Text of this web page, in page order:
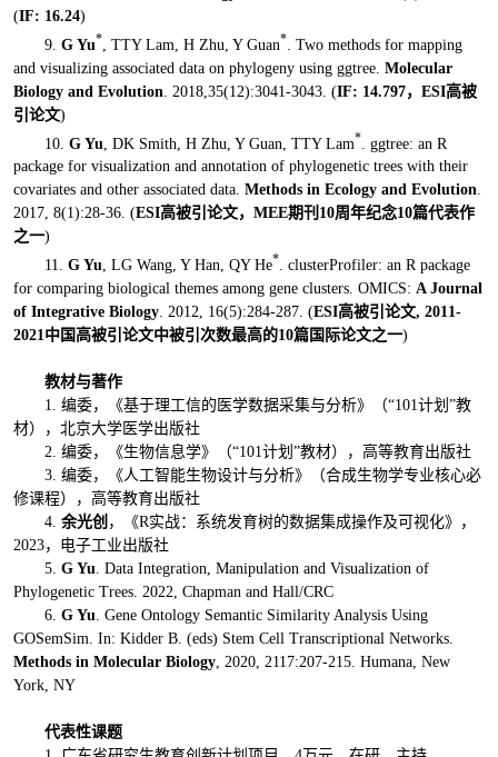
(IF: 1 6.24)
9. G Yu* , TTY Lam, H Zhu, Y Guan* . Two methods for mapping
and visualizing associated data on phylogeny using ggtree. Molecular
Biology and Evolution . 2018,35(12):3041-3043. (IF: 14.797，ESI高被
引论文)
10. G Yu , DK Smith, H Zhu, Y Guan, TTY Lam* . ggtree: an R
package for visualization and annotation of phylogenetic trees with their
covariates and other associated data. Methods in Ecology and Evolution.
2017, 8(1):28-36. (ESI高被引论文， MEE期刊 10周年纪念10篇代表作
之一)
11. G Yu , LG Wang, Y Han, QY He* . clusterProfiler: an R package
for comparing biological themes among gene clusters. OMICS: A Journal
of Integrative Biology. 2012, 16(5):284-287. (ESI高被引论文, 2011-
2021中国高被引论文中被引次数最高的10篇国际论文之一)
教材与著作
1. 编委，《基于理工信的医学数据采集与分析》（“101计划”教
材），北京大学医学出版社
2. 编委，《生物信息学》（“101计划”教材），高等教育出版社
3. 编委，《人工智能生物设计与分析》（合成生物学专业核心必
修课程），高等教育出版社
4. 余光创 ，《R实战：系统发育树的数据集成操作及可视化》，
2023，电子工业出版社
5. G Yu . Data Integration, Manipulation and Visualization of
Phylogenetic Trees. 2022, Chapman and Hall/CRC
6. G Yu . Gene Ontology Semantic Similarity Analysis Using
GOSemSim. In: Kidder B. (eds) Stem Cell Transcriptional Networks.
Methods in Molecular Biology, 2020, 2117:207-215. Humana, New
York, NY
代表性课题